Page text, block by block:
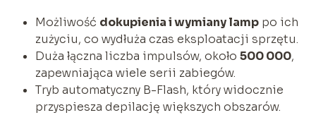
Możliwość dokupienia i wymiany lamppo ich
zużyciu, co wydłuża czas eksploatacji sprzętu.
Duża łączna liczba impulsów, około 500 000,
zapewniająca wiele serii zabiegów.
Tryb automatyczny B-Flash, który widocznie
przyspiesza depilację większych obszarów.